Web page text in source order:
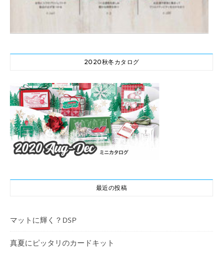
2020秋冬カタログ
最近の投稿
マットに輝く？DSP
真夏にピッタリのカードキット